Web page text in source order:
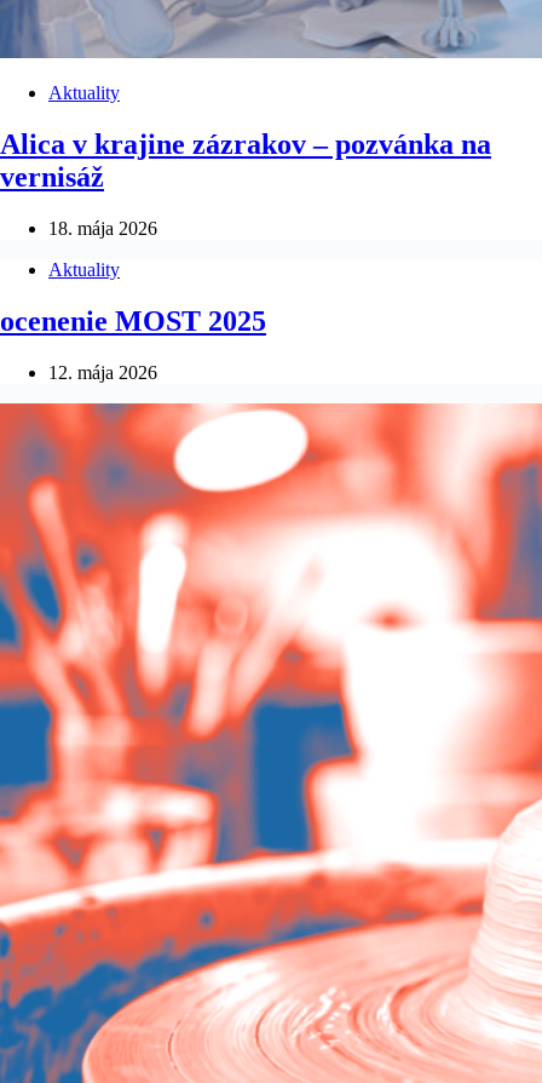
Aktuality
Alica v krajine zázrakov – pozvánka na
vernisáž
18. mája 2026
Aktuality
ocenenie MOST 2025
12. mája 2026